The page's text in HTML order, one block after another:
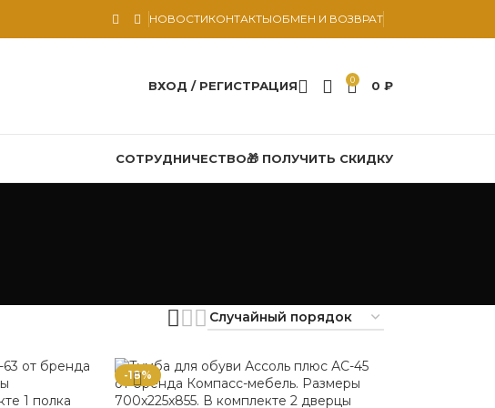
НОВОСТИКОНТАКТЫОБМЕН И ВОЗВРАТ
ВХОД / РЕГИСТРАЦИЯ 0 0 ₽
СОТРУДНИЧЕСТВО🎁 ПОЛУЧИТЬ СКИДКУ
-18%